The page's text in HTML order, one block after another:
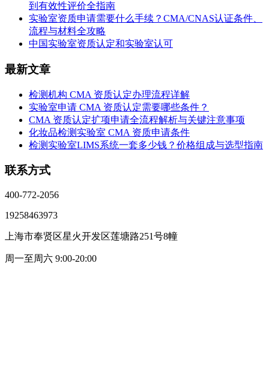
到有效性评价全指南
实验室资质申请需要什么手续？CMA/CNAS认证条件、
流程与材料全攻略
中国实验室资质认定和实验室认可
最新文章
检测机构 CMA 资质认定办理流程详解
实验室申请 CMA 资质认定需要哪些条件？
CMA 资质认定扩项申请全流程解析与关键注意事项
化妆品检测实验室 CMA 资质申请条件
检测实验室LIMS系统一套多少钱？价格组成与选型指南
联系方式
400-772-2056
19258463973
上海市奉贤区星火开发区莲塘路251号8幢
周一至周六 9:00-20:00